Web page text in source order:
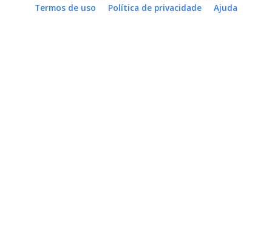
Termos de uso
Política de privacidade Ajuda